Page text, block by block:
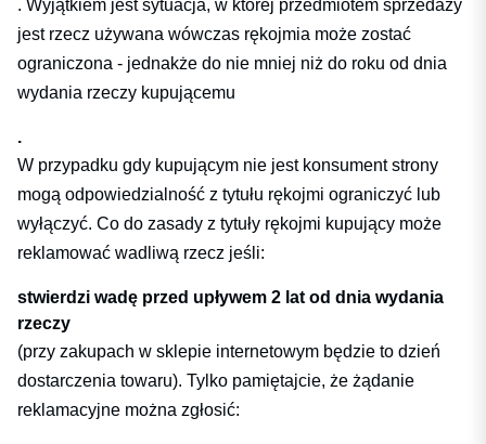
. Wyjątkiem jest sytuacja, w której przedmiotem sprzedaży
jest rzecz używana wówczas rękojmia może zostać
ograniczona - jednakże do nie mniej niż do roku od dnia
wydania rzeczy kupującemu
.
W przypadku gdy kupującym nie jest konsument strony
mogą odpowiedzialność z tytułu rękojmi ograniczyć lub
wyłączyć. Co do zasady z tytuły rękojmi kupujący może
reklamować wadliwą rzecz jeśli:
stwierdzi wadę przed upływem 2 lat od dnia wydania
rzeczy
(przy zakupach w sklepie internetowym będzie to dzień
dostarczenia towaru). Tylko pamiętajcie, że żądanie
reklamacyjne można zgłosić: